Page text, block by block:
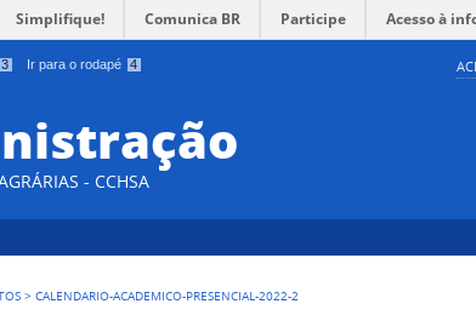
3 Ir para o rodapé 4
Simplifique! Comunica BR Participe Acesso à
- CCHSA
>CALENDARIO-ACADEMICO-PRESENCIAL-2022-2